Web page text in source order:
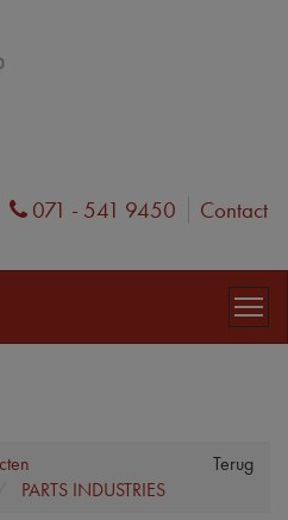
Phone
071 - 541 9450
Contact
Terug
PARTS INDUSTRIES